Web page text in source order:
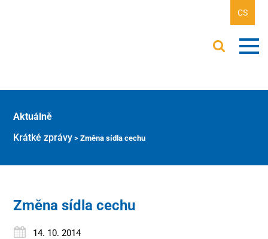
CS
Aktuálně
Krátké zprávy >Změna sídla cechu
Změna sídla cechu
14. 10. 2014